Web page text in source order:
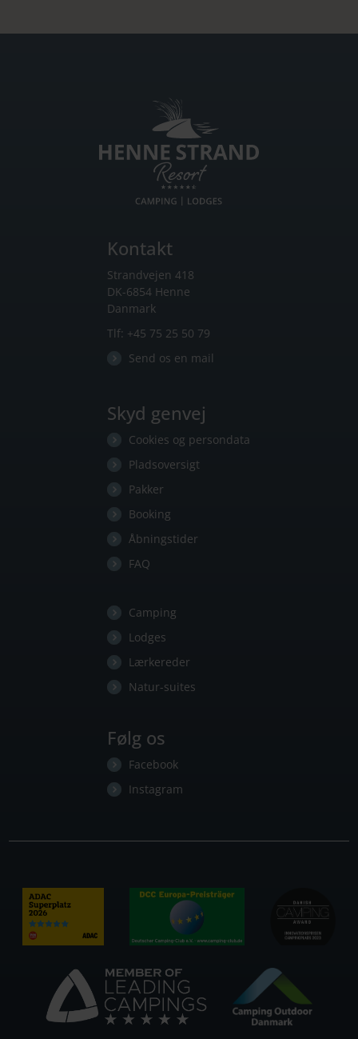
Kontakt
Strandvejen 418
DK-6854 Henne
Danmark
Tlf: +45 75 25 50 79
Send os en mail
Skyd genvej
Cookies og persondata
Pladsoversigt
Pakker
Booking
Åbningstider
FAQ
Camping
Lodges
Lærkereder
Natur-suites
Følg os
Facebook
Instagram